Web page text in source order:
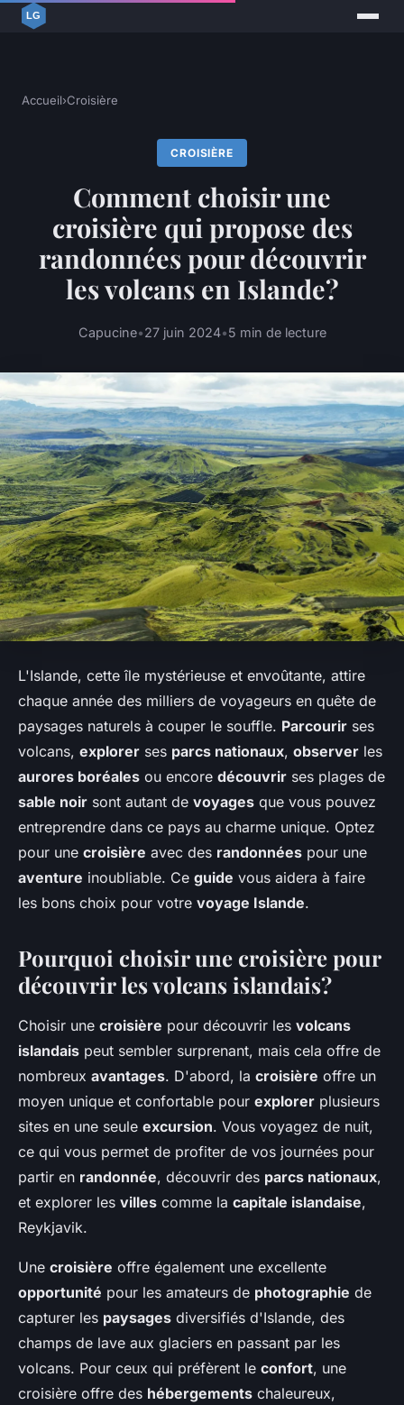
Accueil›Croisière
CROISIÈRE
Comment choisir une
croisière qui propose des
randonnées pour découvrir
les volcans en Islande?
Capucine•27 juin 2024•5 min de lecture
L'Islande, cette île mystérieuse et envoûtante, attire
chaque année des milliers de voyageurs en quête de
paysages naturels à couper le souffle. Parcourir ses
volcans, explorer ses parcs nationaux, observer les
aurores boréales ou encore découvrir ses plages de
sable noir sont autant de voyages que vous pouvez
entreprendre dans ce pays au charme unique. Optez
pour une croisière avec des randonnées pour une
aventure inoubliable. Ce guide vous aidera à faire
les bons choix pour votre voyage Islande.
Pourquoi choisir une croisière pour
découvrir les volcans islandais?
Choisir une croisière pour découvrir les volcans
islandais peut sembler surprenant, mais cela offre de
nombreux avantages. D'abord, la croisière offre un
moyen unique et confortable pour explorer plusieurs
sites en une seule excursion. Vous voyagez de nuit,
ce qui vous permet de profiter de vos journées pour
partir en randonnée, découvrir des parcs nationaux,
et explorer les villes comme la capitale islandaise,
Reykjavik.
Une croisière offre également une excellente
opportunité pour les amateurs de photographie de
capturer les paysages diversifiés d'Islande, des
champs de lave aux glaciers en passant par les
volcans. Pour ceux qui préfèrent le confort, une
croisière offre des hébergements chaleureux,